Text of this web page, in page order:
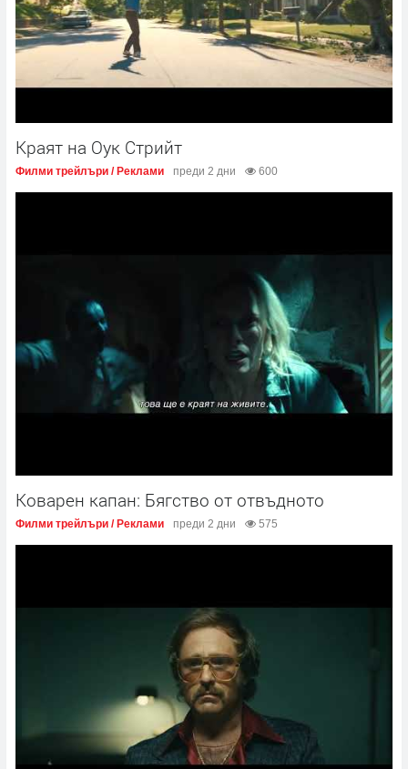
Краят на Оук Стрийт
Филми трейлъри / Реклами преди 2 дни 600
Коварен капан: Бягство от отвъдното
Филми трейлъри / Реклами преди 2 дни 575